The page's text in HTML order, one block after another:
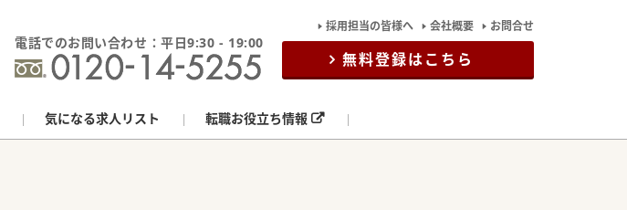
電話でのお問い合わせ：平日9:30 - 19:00
採用担当の皆様へ 会社概要 お問合せ
無料登録はこちら
気になる求人リスト 転職お役立ち情報